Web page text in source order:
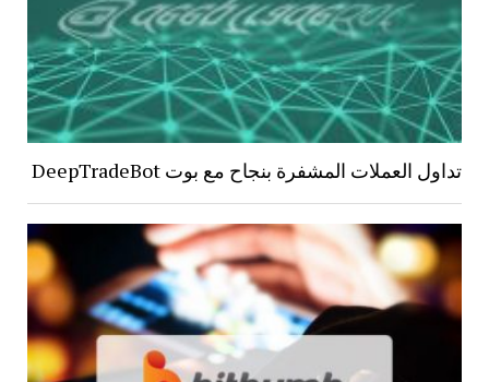
تداول العملات المشفرة بنجاح مع بوت DeepTradeBot